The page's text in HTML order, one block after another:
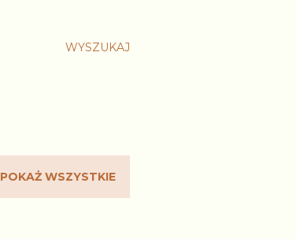
WYSZUKAJ
POKAŻ WSZYSTKIE